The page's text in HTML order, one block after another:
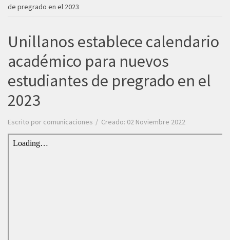
de pregrado en el 2023
Unillanos establece calendario
académico para nuevos
estudiantes de pregrado en el
2023
Escrito por comunicaciones Creado: 02 Noviembre 2022